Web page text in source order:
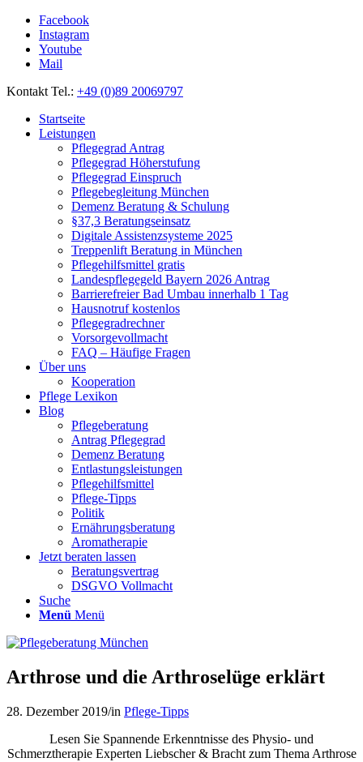
Facebook
Instagram
Youtube
Mail
Kontakt Tel.: +49 (0)89 20069797
Startseite
Leistungen
Pflegegrad Antrag
Pflegegrad Höherstufung
Pflegegrad Einspruch
Pflegebegleitung München
Demenz Beratung & Schulung
§37,3 Beratungseinsatz
Digitale Assistenzsysteme 2025
Treppenlift Beratung in München
Pflegehilfsmittel gratis
Landespflegegeld Bayern 2026 Antrag
Barrierefreier Bad Umbau innerhalb 1 Tag
Hausnotruf kostenlos
Pflegegradrechner
Vorsorgevollmacht
FAQ – Häufige Fragen
Über uns
Kooperation
Pflege Lexikon
Blog
Pflegeberatung
Antrag Pflegegrad
Demenz Beratung
Entlastungsleistungen
Pflegehilfsmittel
Pflege-Tipps
Politik
Ernährungsberatung
Aromatherapie
Jetzt beraten lassen
Beratungsvertrag
DSGVO Vollmacht
Suche
Menü Menü
Arthrose und die Arthroselüge erklärt
28. Dezember 2019/in Pflege-Tipps
Lesen Sie Spannende Erkenntnisse des Physio- und
Schmerztherapie Experten Liebscher & Bracht zum Thema Arthrose